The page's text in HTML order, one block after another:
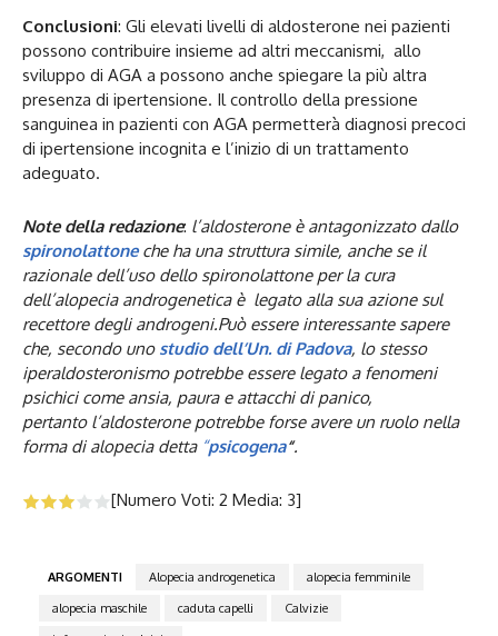
Conclusioni: Gli elevati livelli di aldosterone nei pazienti
possono contribuire insieme ad altri meccanismi, allo
sviluppo di AGA a possono anche spiegare la più altra
presenza di ipertensione. Il controllo della pressione
sanguinea in pazienti con AGA permetterà diagnosi precoci
di ipertensione incognita e l’inizio di un trattamento
adeguato.
Note della redazione: l’aldosterone è antagonizzato dallo
spironolattoneche ha una struttura simile, anche se il
razionale dell’uso dello spironolattone per la cura
dell’alopecia androgenetica è legato alla sua azione sul
recettore degli androgeni.Può essere interessante sapere
che, secondo uno studio dell’Un. di Padova, lo stesso
iperaldosteronismo potrebbe essere legato a fenomeni
psichici come ansia, paura e attacchi di panico,
pertantol’aldosterone potrebbe forse avere un ruolo nella
forma di alopecia detta “psicogena“.
[Numero Voti: 2 Media: 3]
ARGOMENTI Alopecia androgenetica
alopecia femminile
alopecia maschile
caduta capelli
Calvizie